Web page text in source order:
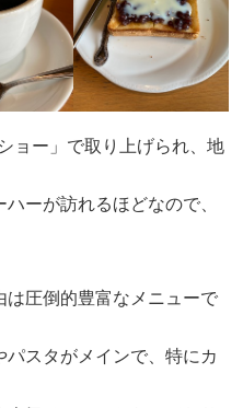
ョー」で取り上げられ、地
ーが訪れるほどなので、
は圧倒的豊富なメニューで
スタがメインで、特にカ